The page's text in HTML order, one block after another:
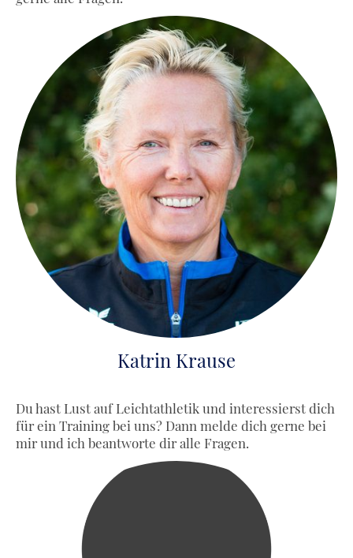
Katrin Krause
Du hast Lust auf Leichtathletik und interessierst dich
für ein Training bei uns? Dann melde dich gerne bei
mir und ich beantworte dir alle Fragen.